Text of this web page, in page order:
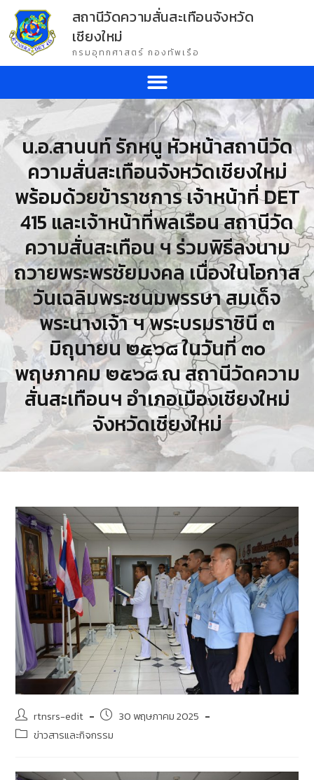
สถานีวัดความสั่นสะเทือนจังหวัด
เชียงใหม่
กรมอุทกศาสตร์ กองทัพเรือ
น.อ.สานนท์ รักหนู หัวหน้าสถานีวัด
ความสั่นสะเทือนจังหวัดเชียงใหม่
พร้อมด้วยข้าราชการ เจ้าหน้าที่ DET
415 และเจ้าหน้าที่พลเรือน สถานีวัด
ความสั่นสะเทือน ฯ ร่วมพิธีลงนาม
ถวายพระพรชัยมงคล เนื่องในโอกาส
วันเฉลิมพระชนมพรรษา สมเด็จ
พระนางเจ้า ฯ พระบรมราชินี ๓
มิถุนายน ๒๕๖๘ ในวันที่ ๓๐
พฤษภาคม ๒๕๖๘ ณ สถานีวัดความ
สั่นสะเทือนฯ อำเภอเมืองเชียงใหม่
จังหวัดเชียงใหม่
rtnsrs-edit
30 พฤษภาคม 2025
ข่าวสารและกิจกรรม